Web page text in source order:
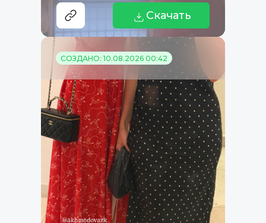
Скачать
СОЗДАНО: 10.08.2026 00:42